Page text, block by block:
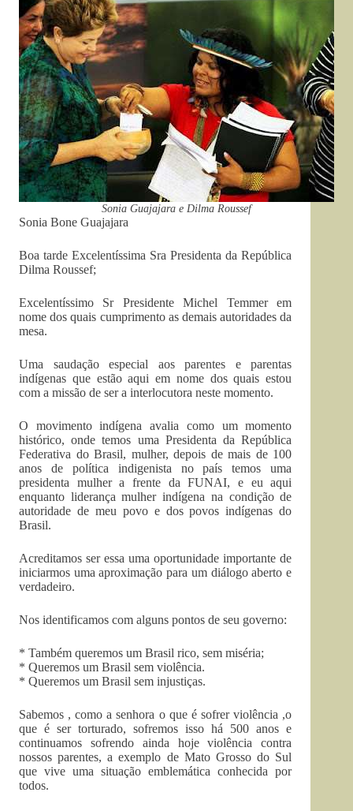
Sonia Guajajara e Dilma Roussef
Sonia Bone Guajajara
Boa tarde Excelentíssima Sra Presidenta da República
Dilma Roussef;
Excelentíssimo Sr Presidente Michel Temmer em
nome dos quais cumprimento as demais autoridades da
mesa.
Uma saudação especial aos parentes e parentas
indígenas que estão aqui em nome dos quais estou
com a missão de ser a interlocutora neste momento.
O movimento indígena avalia como um momento
histórico, onde temos uma Presidenta da República
Federativa do Brasil, mulher, depois de mais de 100
anos de política indigenista no país temos uma
presidenta mulher a frente da FUNAI, e eu aqui
enquanto liderança mulher indígena na condição de
autoridade de meu povo e dos povos indígenas do
Brasil.
Acreditamos ser essa uma oportunidade importante de
iniciarmos uma aproximação para um diálogo aberto e
verdadeiro.
Nos identificamos com alguns pontos de seu governo:
* Também queremos um Brasil rico, sem miséria;
* Queremos um Brasil sem violência.
* Queremos um Brasil sem injustiças.
Sabemos , como a senhora o que é sofrer violência ,o
que é ser torturado, sofremos isso há 500 anos e
continuamos sofrendo ainda hoje violência contra
nossos parentes, a exemplo de Mato Grosso do Sul
que vive uma situação emblemática conhecida por
todos.